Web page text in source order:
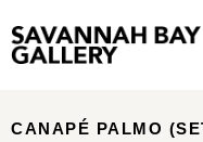
CANAPÉ PALMO